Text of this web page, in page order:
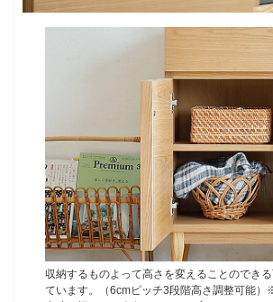
収納するものよって高さを変えることのでき
ています。（6cmピッチ3段階高さ調整可能